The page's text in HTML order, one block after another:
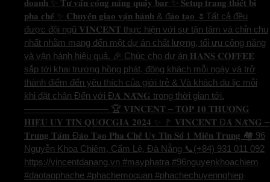
𝐝𝐨𝐚𝐧𝐡 ✨ 𝐓𝐮̛ 𝐯𝐚̂́𝐧 𝐜𝐨̂𝐧𝐠 𝐧𝐚̆𝐧𝐠 𝐪𝐮𝐚̂̀𝐲 𝐛𝐚𝐫 ✨ 𝐒𝐞𝐭𝐮𝐩 𝐭𝐫𝐚𝐧𝐠 𝐭𝐡𝐢𝐞̂́𝐭 𝐛𝐢̣
𝐩𝐡𝐚 𝐜𝐡𝐞̂́ ✨ 𝐂𝐡𝐮𝐲𝐞̂̉𝐧 𝐠𝐢𝐚𝐨 𝐯𝐚̣̂𝐧 𝐡𝐚̀𝐧𝐡 & đ𝐚̀𝐨 𝐭𝐚̣𝐨 🌷Tất cả đều
được đội ngũ 𝐕𝐈𝐍𝐂𝐄𝐍𝐓 thực hiện với sự tận tâm và chỉn chu
nhất nhằm mang đến một dự án chất lượng, tối ưu công năng
và vận hành hiệu quả. 🎉 Chúc cho dự án 𝐇𝐀𝐍𝐒 𝐂𝐎𝐅𝐅𝐄𝐄
sắp tới khai trương hồng phát, đông khách mỗi ngày và trở
thành điểm đến yêu thích của giới trẻ & Và khách du lịc mỗi
khi đặt chân Đến với Đ𝐀̀ 𝐍𝐀̆̃𝐍𝐆 trong thời gian tới.
—————————- 🏆 𝐕𝐈𝐍𝐂𝐄𝐍𝐓 – 𝐓𝐎𝐏 𝟏𝟎 𝐓𝐇𝐔̛𝐎̛𝐍𝐆
𝐇𝐈𝐄̣̂𝐔 𝐔𝐘 𝐓𝐈́𝐍 𝐐𝐔𝐎̂́𝐂𝐆𝐈𝐀 𝟐𝟎𝟐𝟒 ✨ 🚩 𝐕𝐈𝐍𝐂𝐄𝐍𝐓 Đ𝐀̀ 𝐍𝐀̆̃𝐍𝐆 –
𝐓𝐫𝐮𝐧𝐠 𝐓𝐚̂𝐦 Đ𝐚̀𝐨 𝐓𝐚̣𝐨 𝐏𝐡𝐚 𝐂𝐡𝐞̂́ 𝐔𝐲 𝐓𝐢́𝐧 𝐒𝐨̂́ 𝟏 𝐌𝐢𝐞̂̀𝐧 𝐓𝐫𝐮𝐧𝐠 🏘️ 96
Nguyễn Khoa Chiêm, Cẩm Lệ, Đà Nẵng 📞(+84) 931 011 092
https://vincentdanang.vn #mayphatra #96nguyenkhoachiem
#daotaophache #phachemoquan #phachechuyennghiep